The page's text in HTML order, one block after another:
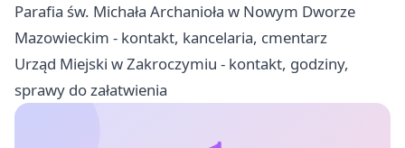
Parafia św. Michała Archanioła w Nowym Dworze
Mazowieckim - kontakt, kancelaria, cmentarz
Urząd Miejski w Zakroczymiu - kontakt, godziny,
sprawy do załatwienia